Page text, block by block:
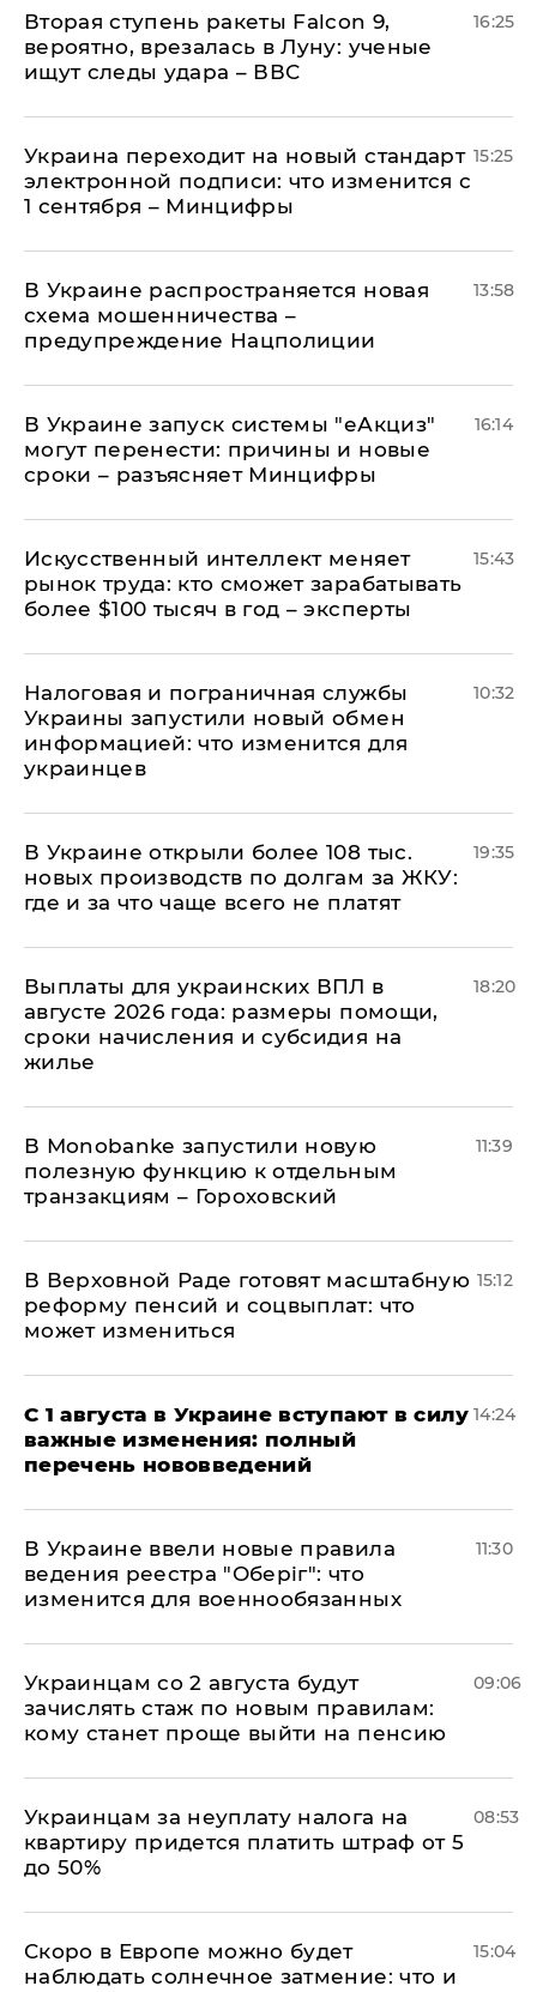
Вторая ступень ракеты Falcon 9,
вероятно, врезалась в Луну: ученые
ищут следы удара – ВВС
16:25
Украина переходит на новый стандарт
электронной подписи: что изменится с
1 сентября – Минцифры
15:25
В Украине распространяется новая
схема мошенничества –
предупреждение Нацполиции
13:58
В Украине запуск системы "еАкциз"
могут перенести: причины и новые
сроки – разъясняет Минцифры
16:14
Искусственный интеллект меняет
рынок труда: кто сможет зарабатывать
более $100 тысяч в год – эксперты
15:43
Налоговая и пограничная службы
Украины запустили новый обмен
информацией: что изменится для
украинцев
10:32
В Украине открыли более 108 тыс.
новых производств по долгам за ЖКУ:
где и за что чаще всего не платят
19:35
Выплаты для украинских ВПЛ в
августе 2026 года: размеры помощи,
сроки начисления и субсидия на
жилье
18:20
В Мonobankе запустили новую
полезную функцию к отдельным
транзакциям – Гороховский
11:39
В Верховной Раде готовят масштабную
реформу пенсий и соцвыплат: что
может измениться
15:12
С 1 августа в Украине вступают в силу
важные изменения: полный
перечень нововведений
14:24
В Украине ввели новые правила
ведения реестра "Оберіг": что
изменится для военнообязанных
11:30
Украинцам со 2 августа будут
зачислять стаж по новым правилам:
кому станет проще выйти на пенсию
09:06
Украинцам за неуплату налога на
квартиру придется платить штраф от 5
до 50%
08:53
Скоро в Европе можно будет
наблюдать солнечное затмение: что и
15:04